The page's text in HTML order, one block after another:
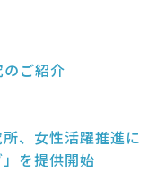
のご紹介
、女性活躍推進に
を提供開始